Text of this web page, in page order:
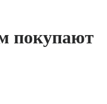
покупают